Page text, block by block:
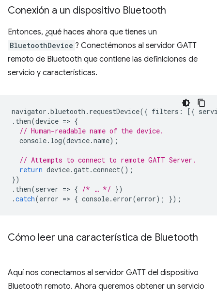
Conexión a un dispositivo Bluetooth
Entonces, ¿qué haces ahora que tienes un
BluetoothDevice ? Conectémonos al servidor GATT
remoto de Bluetooth que contiene las definiciones de
servicio y características.
navigator .bluetooth . requestDevice({ filters : [{
. then(device => {
// Human-readable name of the device.
console. log(device.name);
// Attempts to connect to remote GATT Server.
return device.gatt.connect();
})
. then(server => { /* … */ })
.catch(error => { console. error(error); });
Cómo leer una característica de Bluetooth
Aquí nos conectamos al servidor GATT del dispositivo
Bluetooth remoto. Ahora queremos obtener un servicio